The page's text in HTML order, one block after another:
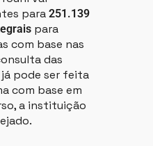
para 251.139
para
com base nas
das
pode ser feita
com base em
a instituição